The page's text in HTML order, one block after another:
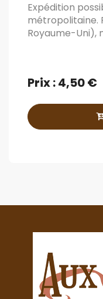
Expédition
métropolitaine.
Royaume-Uni),
Prix : 4,50 €